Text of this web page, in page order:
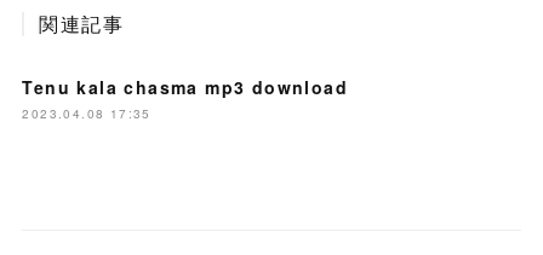
関連記事
Tenu kala chasma mp3 download
2023.04.08 17:35